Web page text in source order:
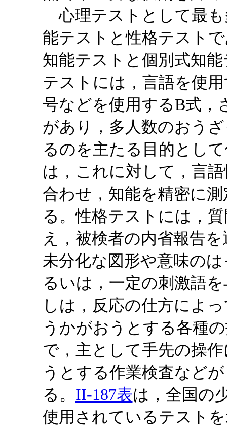
心理テストとして最
能テストと性格テスト
知能テストと個別式知
テストには，言語を使
号などを使用するB式，
があり，多人数のおう
るのを主たる目的とし
は，これに対して，言
合わせ，知能を精密に
る。性格テストには，
え，被検者の内省報告
未分化な図形や意味の
るいは，一定の刺激語
しは，反応の仕方によ
うかがおうとする各種
で，主として手先の操
うとする作業検査など
る。 II-187表は，全国の
使用されているテスト